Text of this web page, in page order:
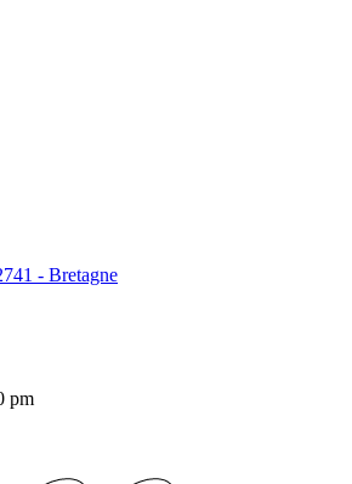
- Bretagne
pm